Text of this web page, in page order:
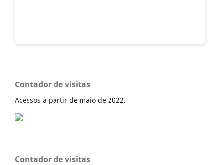
Contador de visitas
Acessos a partir de maio de 2022.
Contador de visitas